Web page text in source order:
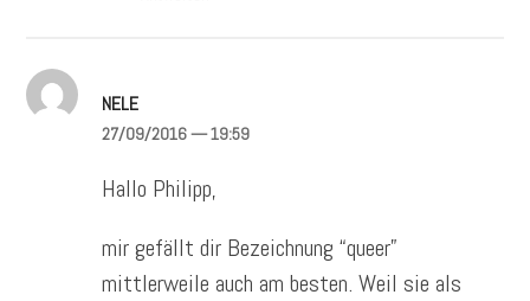
NELE
27/09/2016— 19:59
Hallo Philipp,
mir gefällt dir Bezeichnung “queer”
mittlerweile auch am besten. Weil sie als